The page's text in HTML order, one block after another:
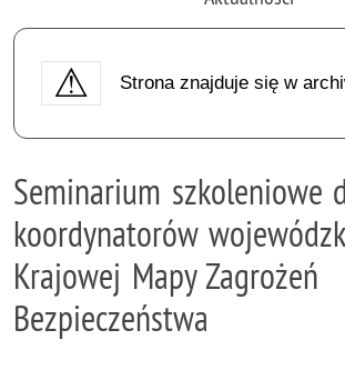
Strona znajduje się w
Seminarium szkoleniowe
koordynatorów
Krajowej Mapy Zagrożeń
Bezpieczeństwa